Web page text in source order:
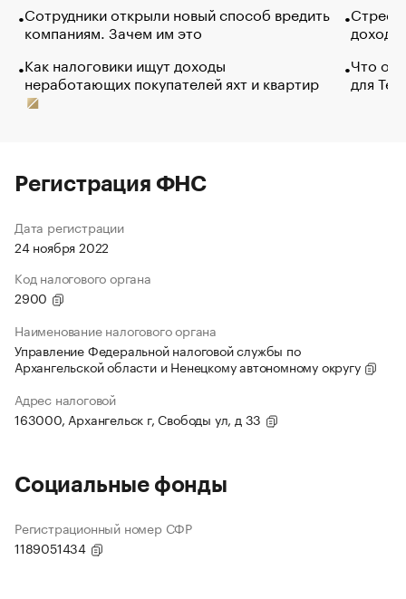
Сотрудники открыли новый способ вредить
компаниям. Зачем им это
Как налоговики ищут доходы
неработающих покупателей яхт и квартир
Что
для
Регистрация ФНС
Дата регистрации
24 ноября 2022
Код налогового органа
2900
Наименование налогового органа
Управление Федеральной налоговой службы по
Архангельской области и Ненецкому автономному округу
Адрес налоговой
163000, Архангельск г, Свободы ул, д 33
Социальные фонды
Регистрационный номер СФР
1189051434